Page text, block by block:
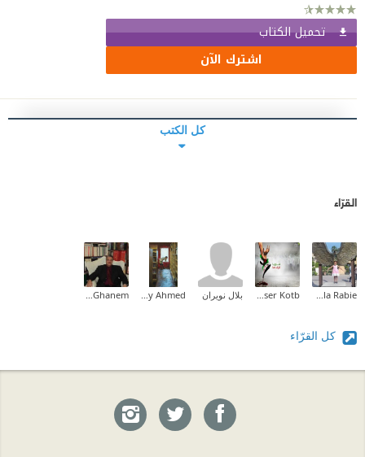
تحميل الكتاب
اشترك الآن
كل الكتب
القرّاء
Nahla Rabie
Yasser Kotb بلال نويران Maaly Ahmed
Tareq Ghanem
كل القرّاء